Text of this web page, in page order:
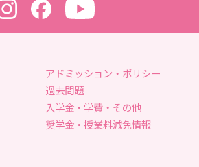
InstagramFacebookYouTube
アドミッション・ポリシー
過去問題
入学金・学費・その他
奨学金・授業料減免情報